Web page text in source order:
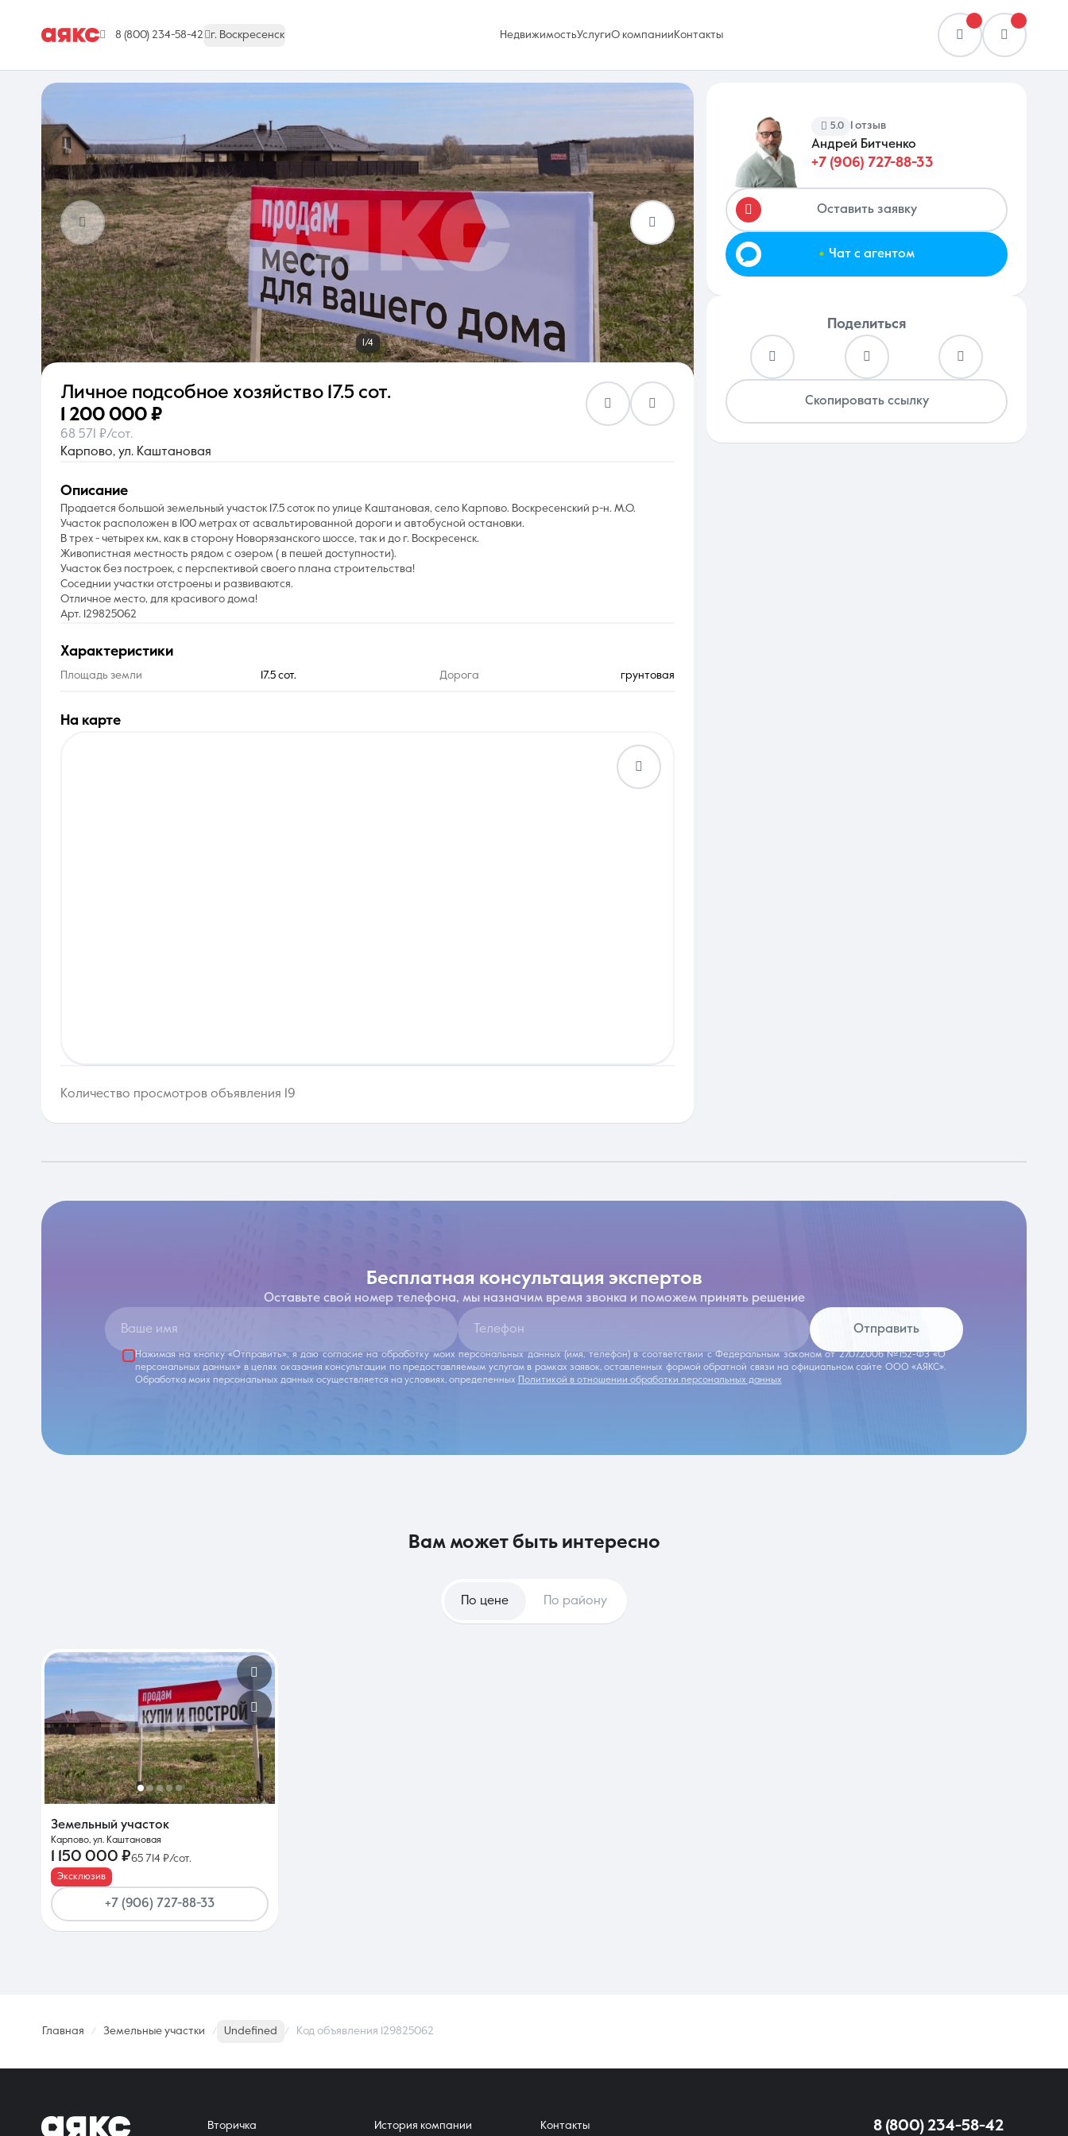
8 (800) 234-58-42 г. Воскресенск НедвижимостьУслугиО компании Контакты
г. Воскресенск Избранное
0 объявлений
Сравнение
Недвижимость Услуги
О компании Контакты
8 (861) 297-00-00
1/4
Личное подсобное хозяйство 17.5 сот.
1 200 000 ₽
68 571 ₽/сот.
Карпово, ул. Каштановая
характеристики
Площадь земли 17.5 сот. Дорога грунтовая
описание
Продается большой земельный участок 17.5 соток по улице Каштановая, село Карпово. Воскресенский р-н. М.О.
Участок расположен в 100 метрах от асвальтированной дороги и автобусной остановки.
В трех - четырех км, как в сторону Новорязанского шоссе, так и до г. Воскресенск.
Живопистная местность рядом с озером ( в пешей доступности).
Участок без построек, с перспективой своего плана строительства!
Соседнии участки отстроены и развиваются.
Отличное место, для красивого дома!
Арт. 129825062
на карте
Количество просмотров объявления 19
5.0 1 отзыв
Андрей Битченко
+7 (906) 727-88-33
Оставить заявку
. Чат с агентом
Поделиться
Скопировать ссылку
бесплатная консультация экспертов
Оставьте свой номер телефона, мы назначим время звонка и поможем принять решение
Ваше имя Телефон Отправить
Нажимая на кнопку «Отправить», я даю согласие на обработку моих персональных данных (имя, телефон) в соответствии с Федеральным законом от 27.07.2006 №152-ФЗ «О
персональных данных» в целях оказания консультации по предоставляемым услугам в рамках заявок, оставленных формой обратной связи на официальном сайте ООО «АЯКС».
Обработка моих персональных данных осуществляется на условиях, определенных Политикой в отношении обработки персональных данных
вам может быть интересно
По цене По району
Земельный участок
Карпово, ул. Каштановая
1 150 000 ₽65 714 ₽/сот.
Эксклюзив
+7 (906) 727-88-33
Главная Земельные участки Undefined Код объявления 129825062
Вторичка История компании Контакты 8 (800) 234-58-42